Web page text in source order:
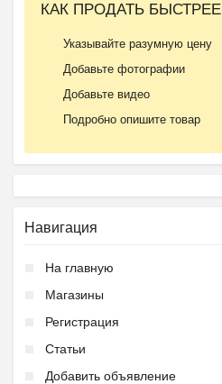
КАК ПРОДАТЬ БЫСТРЕЕ
Указывайте разумную цену
Добавьте фотографии
Добавьте видео
Подробно опишите товар
Навигация
На главную
Магазины
Регистрация
Статьи
Добавить объявление